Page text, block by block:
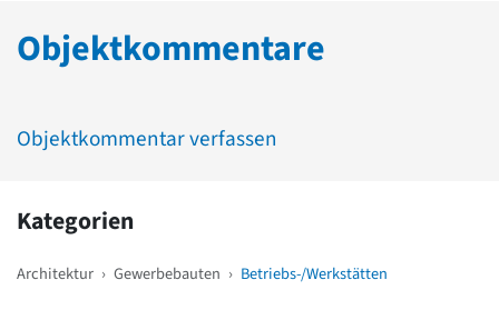
Objektkommentare
Objektkommentar verfassen
Kategorien
Architektur › Gewerbebauten › Betriebs-/Werkstätten